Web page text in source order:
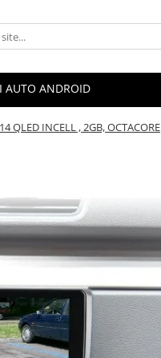
AUTO ANDROID
QLED INCELL , 2GB, OCTACORE